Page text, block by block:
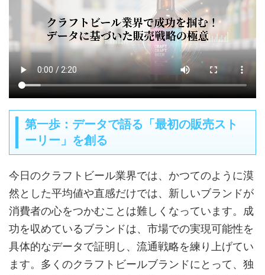
第一歩：データで語る「最初の販売スト
ーリー」を創る
今日のクラフトビール業界では、かつてのように漠
然とした平均値や直感だけでは、新しいブランドが
消費者の心をつかむことは難しくなっています。成
功を収めているブランドは、市場での実現可能性を
具体的なデータで証明し、流通戦略を練り上げてい
ます。多くのクラフトビールブランドにとって、独